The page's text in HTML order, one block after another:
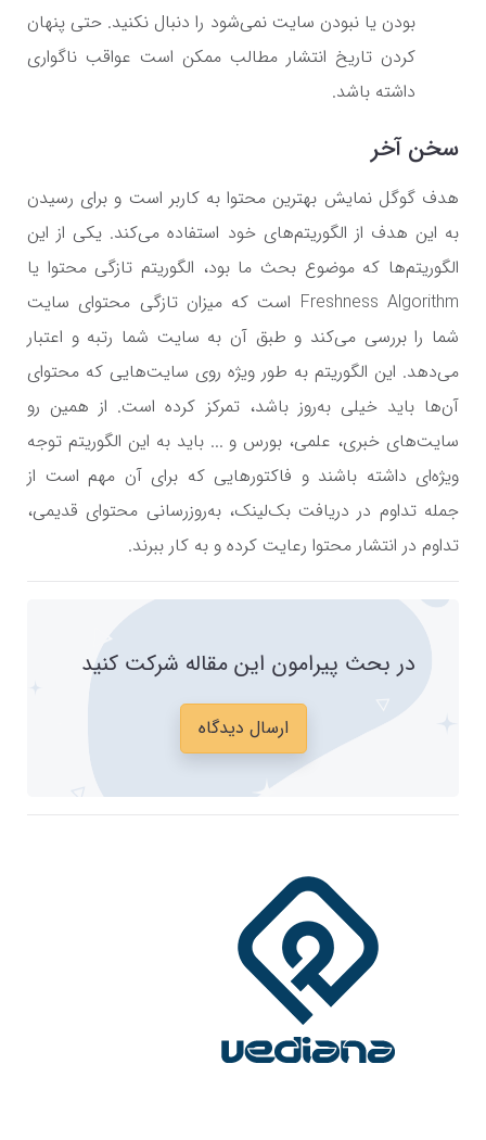
بودن یا نبودن سایت نمی‌شود را دنبال نکنید. حتی پنهان
کردن تاریخ انتشار مطالب ممکن است عواقب ناگواری
داشته باشد.
سخن آخر
هدف گوگل نمایش بهترین محتوا به کاربر است و برای رسیدن
به این هدف از الگوریتم‌های خود استفاده می‌کند. یکی از این
الگوریتم‌ها که موضوع بحث ما بود، الگوریتم تازگی محتوا یا
Freshness Algorithm است که میزان تازگی محتوای سایت
شما را بررسی می‌کند و طبق آن به سایت شما رتبه و اعتبار
می‌دهد. این الگوریتم به طور ویژه روی سایت‌هایی که محتوای
آن‌ها باید خیلی به‌روز باشد، تمرکز کرده است. از همین رو
سایت‌های خبری، علمی، بورس و ... باید به این الگوریتم توجه
ویژه‌ای داشته باشند و فاکتورهایی که برای آن مهم است از
جمله تداوم در دریافت بک‌لینک، به‌روزرسانی محتوای قدیمی،
تداوم در انتشار محتوا رعایت کرده و به کار ببرند.
در بحث پیرامون این مقاله شرکت کنید
ارسال دیدگاه